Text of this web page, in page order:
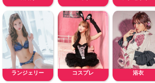
ランジェリー コスプレ 浴衣